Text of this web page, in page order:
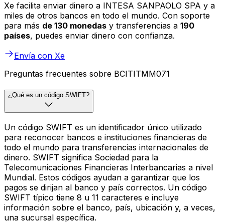
Xe facilita enviar dinero a INTESA SANPAOLO SPA y a
miles de otros bancos en todo el mundo. Con soporte
para más de 130 monedas y transferencias a 190
países, puedes enviar dinero con confianza.
Envía con Xe
Preguntas frecuentes sobre BCITITMM071
¿Qué es un código SWIFT?
Un código SWIFT es un identificador único utilizado
para reconocer bancos e instituciones financieras de
todo el mundo para transferencias internacionales de
dinero. SWIFT significa Sociedad para la
Telecomunicaciones Financieras Interbancarias a nivel
Mundial. Estos códigos ayudan a garantizar que los
pagos se dirijan al banco y país correctos. Un código
SWIFT típico tiene 8 u 11 caracteres e incluye
información sobre el banco, país, ubicación y, a veces,
una sucursal específica.